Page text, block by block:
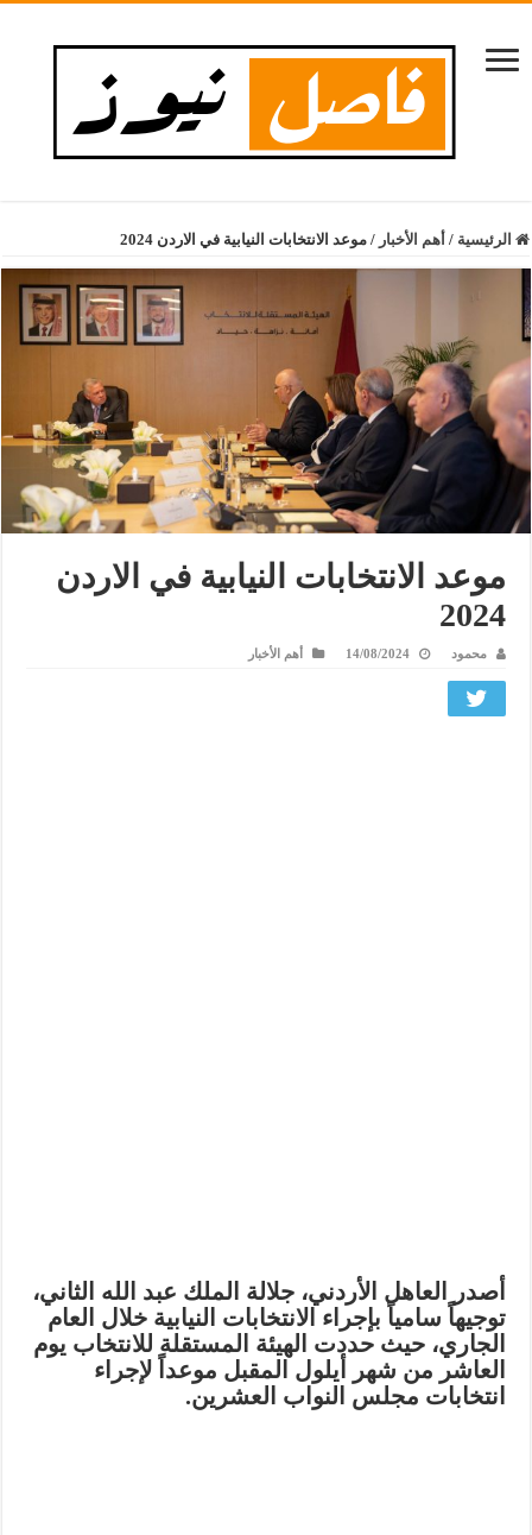
الرئيسية / أهم الأخبار / موعد الانتخابات النيابية في الاردن 2024
موعد الانتخابات النيابية في الاردن
2024
محمود 14/08/2024 أهم الأخبار
أصدر العاهل الأردني، جلالة الملك عبد الله الثاني،
توجيهاً سامياً بإجراء الانتخابات النيابية خلال العام
الجاري، حيث حددت الهيئة المستقلة للانتخاب يوم
العاشر من شهر أيلول المقبل موعداً لإجراء
انتخابات مجلس النواب العشرين.